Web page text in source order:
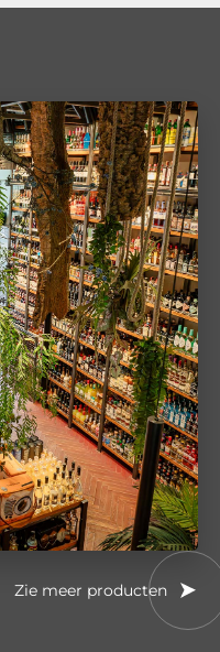
Zie meer producten